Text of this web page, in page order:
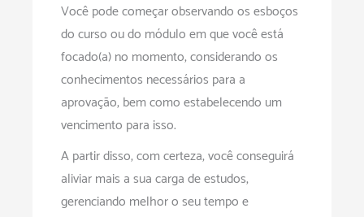
Você pode começar observando os esboços
do curso ou do módulo em que você está
focado(a) no momento, considerando os
conhecimentos necessários para a
aprovação, bem como estabelecendo um
vencimento para isso.
A partir disso, com certeza, você conseguirá
aliviar mais a sua carga de estudos,
gerenciando melhor o seu tempo e